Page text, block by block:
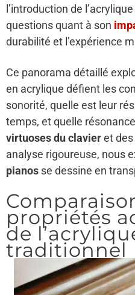
l’introduction de
questions quant à son
durabilité et l’expérience
Ce panorama détaillé
en acrylique défient les
sonorité, quelle est leur
temps, et quelle
virtuoses du clavieret
analyse rigoureuse, nous
pianos se dessine en
propriétés
de
traditionnel